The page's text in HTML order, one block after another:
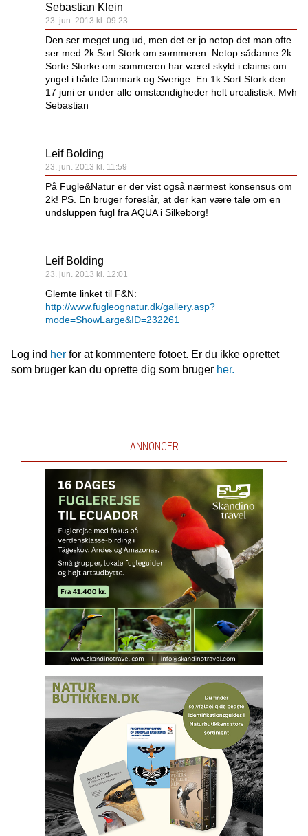
Sebastian Klein
23. jun. 2013 kl. 09:23
Den ser meget ung ud, men det er jo netop det man ofte
ser med 2k Sort Stork om sommeren. Netop sådanne 2k
Sorte Storke om sommeren har været skyld i claims om
yngel i både Danmark og Sverige. En 1k Sort Stork den
17 juni er under alle omstændigheder helt urealistisk. Mvh
Sebastian
Leif Bolding
23. jun. 2013 kl. 11:59
På Fugle&Natur er der vist også nærmest konsensus om
2k! PS. En bruger foreslår, at der kan være tale om en
undsluppen fugl fra AQUA i Silkeborg!
Leif Bolding
23. jun. 2013 kl. 12:01
Glemte linket til F&N:
http://www.fugleognatur.dk/gallery.asp?
mode=ShowLarge&ID=232261
Log ind herfor at kommentere fotoet. Er du ikke oprettet
som bruger kan du oprette dig som bruger her.
ANNONCER